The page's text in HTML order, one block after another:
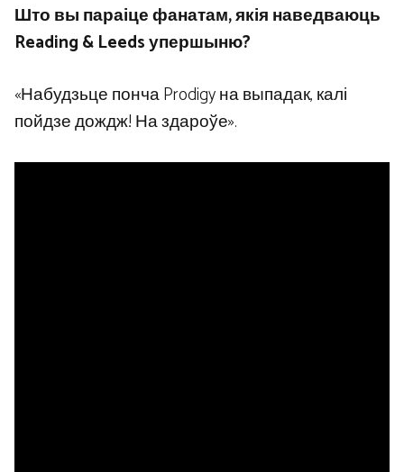
Што вы параіце фанатам, якія наведваюць
Reading & Leeds упершыню?
«Набудзьце понча Prodigy на выпадак, калі
пойдзе дождж! На здароўе».